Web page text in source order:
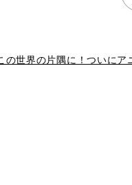
の世界の片隅に！ついにア